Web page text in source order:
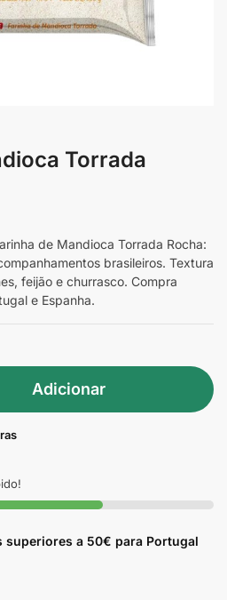
Torrada
de Mandioca Torrada Rocha:
brasileiros. Textura
feijão e churrasco. Compra
e Espanha.
Adicionar
superiores a 50€ para Portugal